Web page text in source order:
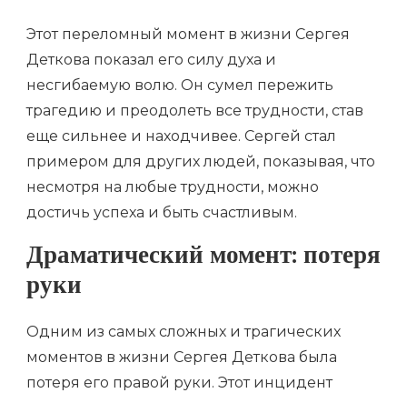
Этот переломный момент в жизни Сергея
Деткова показал его силу духа и
несгибаемую волю. Он сумел пережить
трагедию и преодолеть все трудности, став
еще сильнее и находчивее. Сергей стал
примером для других людей, показывая, что
несмотря на любые трудности, можно
достичь успеха и быть счастливым.
Драматический момент: потеря
руки
Одним из самых сложных и трагических
моментов в жизни Сергея Деткова была
потеря его правой руки. Этот инцидент